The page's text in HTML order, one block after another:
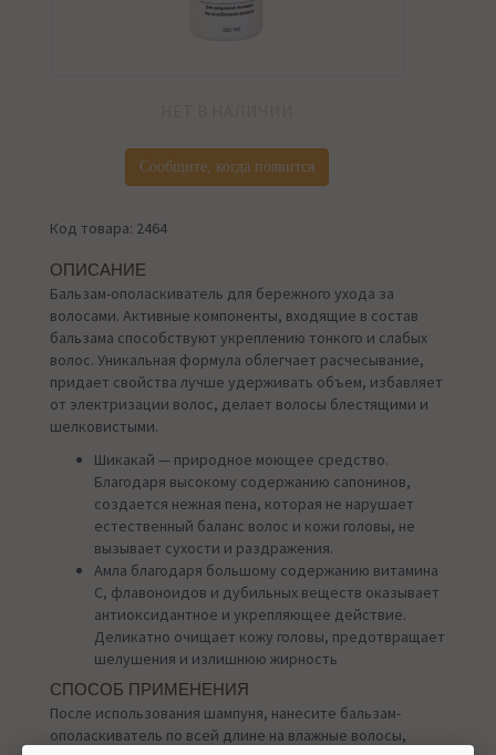
Сообщите, когда появится
Код товара: 2464
ОПИСАНИЕ
Бальзам-ополаскиватель для бережного ухода за
волосами. Активные компоненты, входящие в состав
бальзама способствуют укреплению тонкого и слабых
волос. Уникальная формула облегчает расчесывание,
придает свойства лучше удерживать объем, избавляет
от электризации волос, делает волосы блестящими и
шелковистыми.
Шикакай — природное моющее средство.
Благодаря высокому содержанию сапонинов,
создается нежная пена, которая не нарушает
естественный баланс волос и кожи головы, не
вызывает сухости и раздражения.
Амла благодаря большому содержанию витамина
С, флавоноидов и дубильных веществ оказывает
антиоксидантное и укрепляющее действие.
Деликатно очищает кожу головы, предотвращает
шелушения и излишнюю жирность
СПОСОБ ПРИМЕНЕНИЯ
После использования шампуня, нанесите бальзам-
ополаскиватель по всей длине на влажные волосы,